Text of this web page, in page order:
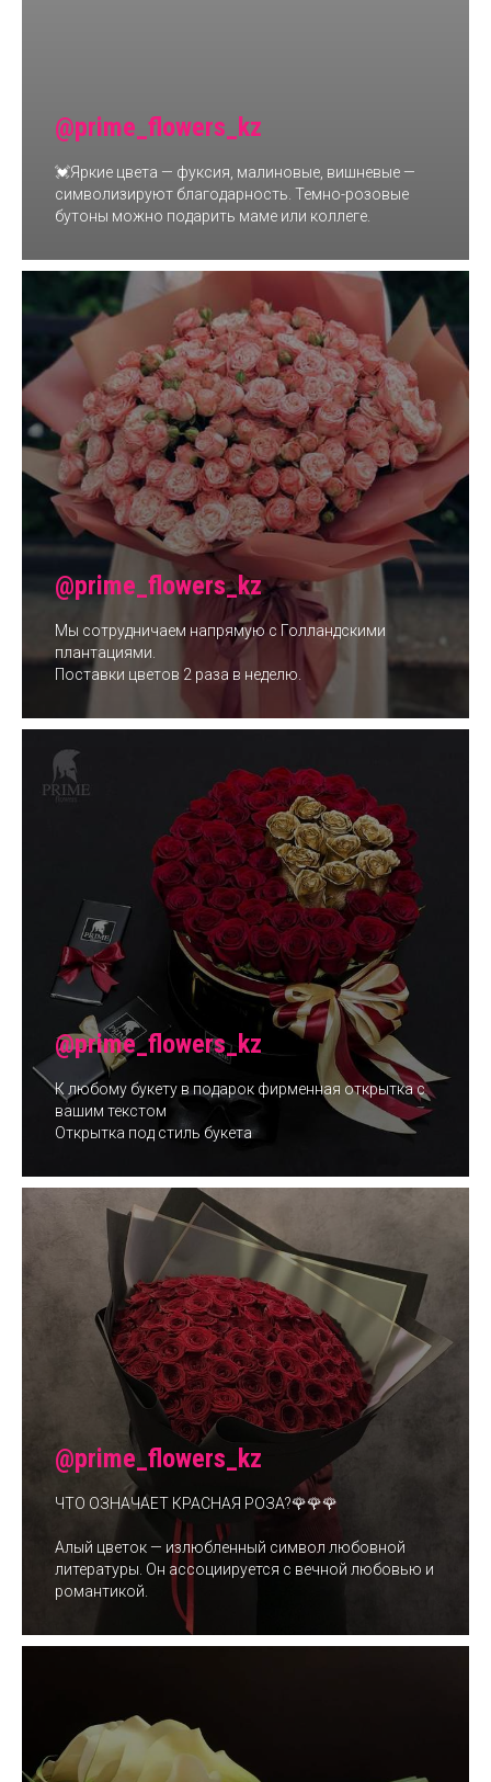
@prime_flowers_kz
💓Яркие цвета — фуксия, малиновые, вишневые —
символизируют благодарность. Темно-розовые
бутоны можно подарить маме или коллеге.
@prime_flowers_kz
Мы сотрудничаем напрямую с Голландскими
плантациями.
Поставки цветов 2 раза в неделю.
@prime_flowers_kz
К любому букету в подарок фирменная открытка с
вашим текстом
Открытка под стиль букета
@prime_flowers_kz
ЧТО ОЗНАЧАЕТ КРАСНАЯ РОЗА?🌹🌹🌹
Алый цветок — излюбленный символ любовной
литературы. Он ассоциируется с вечной любовью и
романтикой.